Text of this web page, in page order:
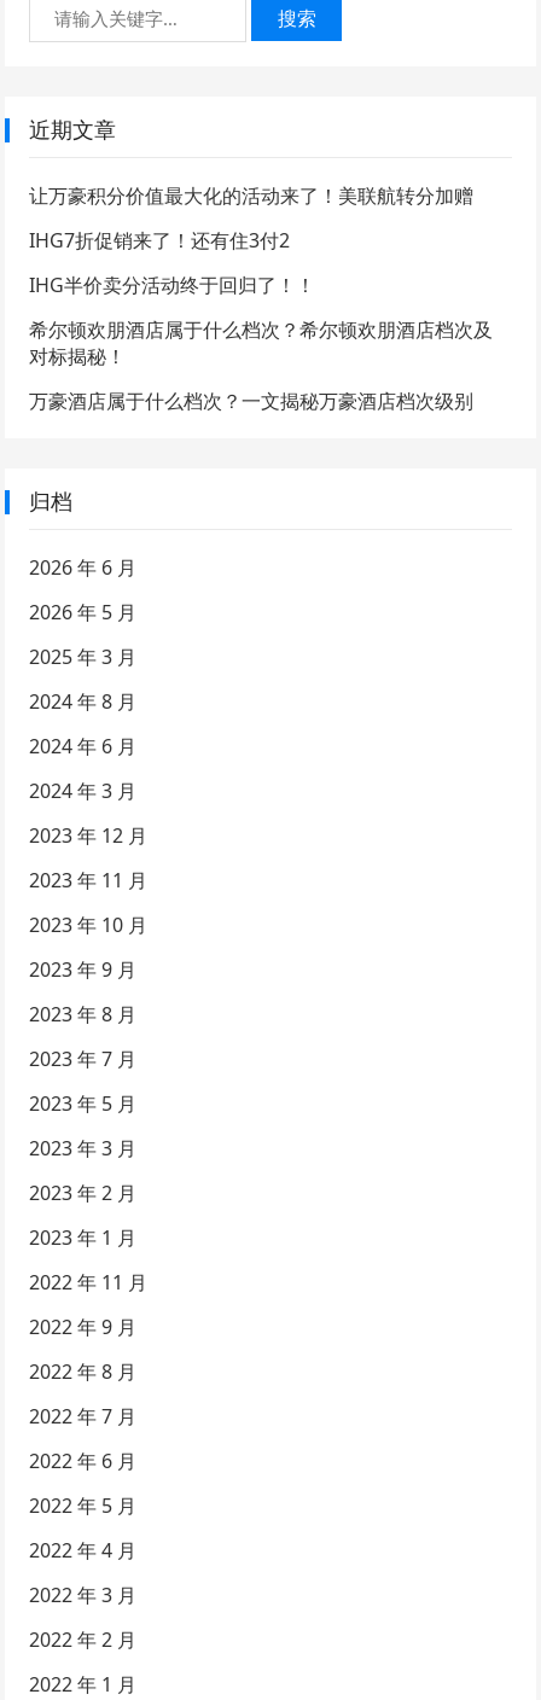
搜索
近期文章
让万豪积分价值最大化的活动来了！美联航转分加赠
IHG7折促销来了！还有住3付2
IHG半价卖分活动终于回归了！！
希尔顿欢朋酒店属于什么档次？希尔顿欢朋酒店档次及
对标揭秘！
万豪酒店属于什么档次？一文揭秘万豪酒店档次级别
归档
2026 年 6 月
2026 年 5 月
2025 年 3 月
2024 年 8 月
2024 年 6 月
2024 年 3 月
2023 年 12 月
2023 年 11 月
2023 年 10 月
2023 年 9 月
2023 年 8 月
2023 年 7 月
2023 年 5 月
2023 年 3 月
2023 年 2 月
2023 年 1 月
2022 年 11 月
2022 年 9 月
2022 年 8 月
2022 年 7 月
2022 年 6 月
2022 年 5 月
2022 年 4 月
2022 年 3 月
2022 年 2 月
2022 年 1 月